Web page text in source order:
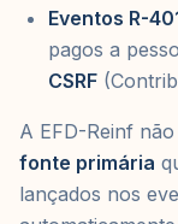
Eventos R-
pagos a
CSRF
A EFD-Reinf
fonte primária
lançados nos